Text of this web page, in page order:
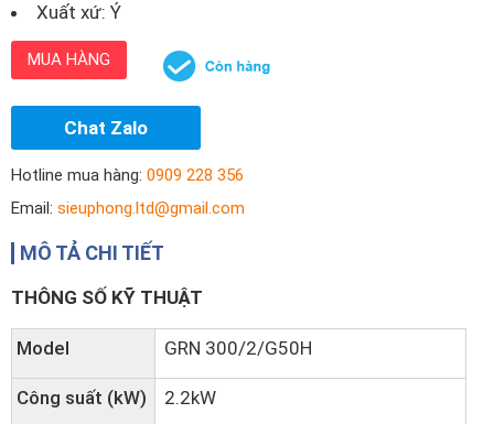
Xuất xứ: Ý
MUA HÀNG
Chat Zalo
Hotline mua hàng: 0909 228 356
Email: sieuphong.ltd@gmail.com
MÔ TẢ CHI TIẾT
THÔNG SỐ KỸ THUẬT
Model GRN 300/2/G50H
Công suất (kW) 2.2kW